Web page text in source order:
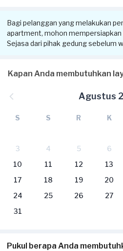
Bagi pelanggan yang melakukan
apartment, mohon
Sejasa dari pihak gedung sebelum
Kapan Anda membutuhkan
Agustus
S S R K
3
4 5 6
10
11 12 13
17
18 19 20
24
25 26 27
31
Pukul berapa Anda